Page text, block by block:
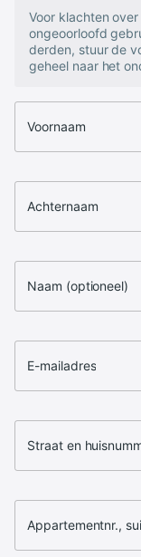
Voor klachten
ongeoorloofd
derden, stuur de
geheel naar het
Voornaam
Achternaam
Naam (optioneel)
E-mailadres
Straat en
Appartementnr.,